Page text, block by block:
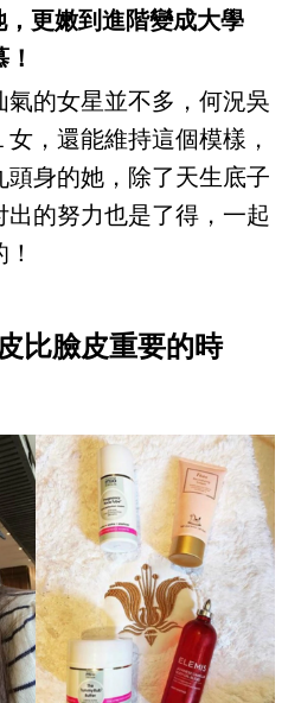
更嫩到進階變成大學
氣的女星並不多，何況吳
，還能維持這個模樣，
頭身的她，除了天生底子
的努力也是了得，一起
比臉皮重要的時